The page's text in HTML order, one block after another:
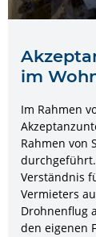
im
Im Rahmen
Rahmen von
Verständnis
Vermieters
Drohnenflug
den eigenen